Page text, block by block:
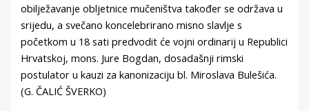
obilježavanje obljetnice mučeništva također se održava u
srijedu, a svečano koncelebrirano misno slavlje s
početkom u 18 sati predvodit će vojni ordinarij u Republici
Hrvatskoj, mons. Jure Bogdan, dosadašnji rimski
postulator u kauzi za kanonizaciju bl. Miroslava Bulešića.
(G. ČALIĆ ŠVERKO)